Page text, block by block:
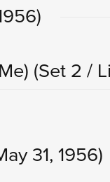
(Set 2 /
31, 1956)